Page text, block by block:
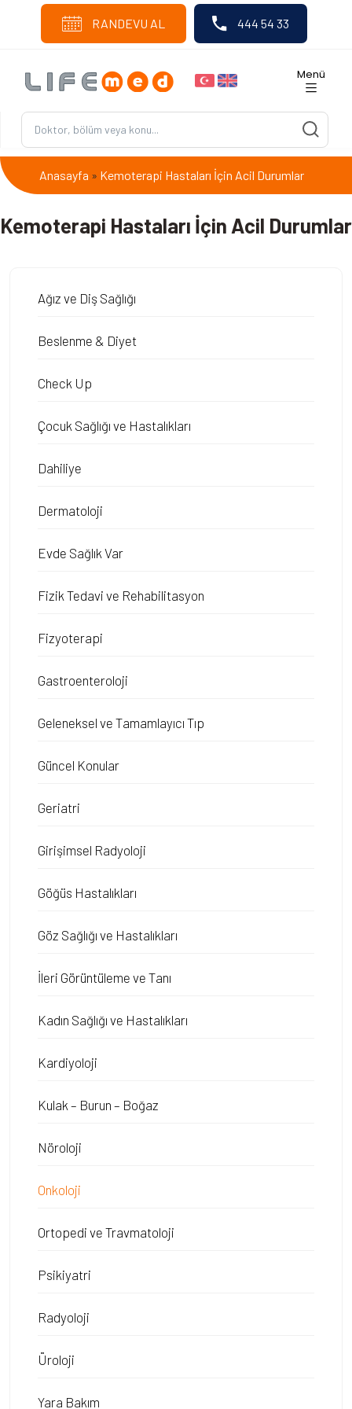
RANDEVU AL 444 54 33
Menü
Kemoterapi Hastaları İçin Acil Durumlar
Anasayfa » Kemoterapi Hastaları İçin Acil Durumlar
Ağız ve Diş Sağlığı
Beslenme & Diyet
Check Up
Çocuk Sağlığı ve Hastalıkları
Dahiliye
Dermatoloji
Evde Sağlık Var
Fizik Tedavi ve Rehabilitasyon
Fizyoterapi
Gastroenteroloji
Geleneksel ve Tamamlayıcı Tıp
Güncel Konular
Geriatri
Girişimsel Radyoloji
Göğüs Hastalıkları
Göz Sağlığı ve Hastalıkları
İleri Görüntüleme ve Tanı
Kadın Sağlığı ve Hastalıkları
Kardiyoloji
Kulak – Burun – Boğaz
Nöroloji
Onkoloji
Ortopedi ve Travmatoloji
Psikiyatri
Radyoloji
Üroloji
Yara Bakım